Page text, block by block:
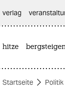
themen
verlag
hitze
Startseite Politik